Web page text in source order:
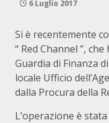
6 Luglio 2017
Si è recentemente
“ Red Channel ”,
Guardia di Finanza
locale Ufficio
dalla Procura della
L’operazione è